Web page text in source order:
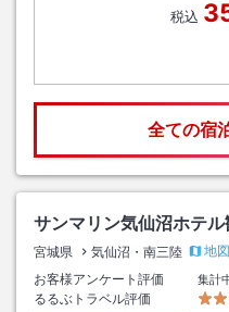
税込
全ての宿
サンマリン気仙沼ホテル
宮城県 気仙沼・南三陸
地図
お客様アンケート評価
集計
るるぶトラベル評価